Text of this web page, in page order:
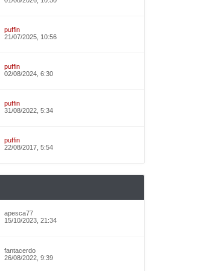
puffin
21/07/2025, 10:56
puffin
02/08/2024, 6:30
puffin
31/08/2022, 5:34
puffin
22/08/2017, 5:54
apesca77
15/10/2023, 21:34
fantacerdo
26/08/2022, 9:39